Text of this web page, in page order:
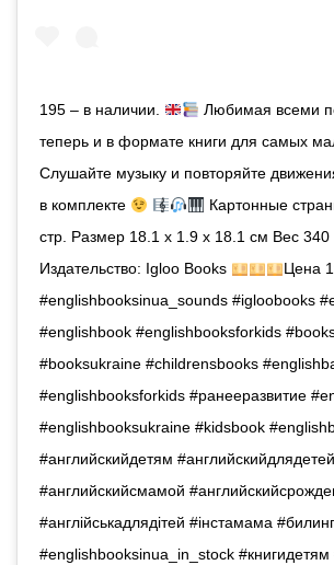
195 – в наличии.
Любимая всеми
теперь и в формате книги для самых
Слушайте музыку и повторяйте
в комплекте
Картонные
стр. Размер 18.1 x 1.9 x 18.1 см Вес 340
Издательство: Igloo Books
Цена
#englishbooksinua_sounds #igloobooks
#englishbook #englishbooksforkids
#booksukraine #childrensbooks
#englishbooksforkids #ранееразвитие
#englishbooksukraine #kidsbook
#английскийдетям #английскийдлядетей
#английскийсмамой
#англійськадлядітей #iнстамама
#englishbooksinua_in_stock #книгидетям